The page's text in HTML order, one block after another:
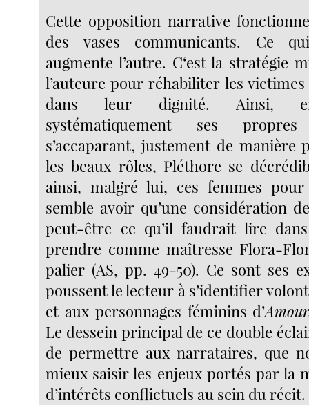
Cette opposition narrative
des vases communicants. Ce
augmente l’autre. C‘est la stratégie
l’auteure pour réhabiliter les
dans leur dignité. Ainsi,
systématiquement ses
s’accaparant, justement de manière
les beaux rôles, Pléthore se
ainsi, malgré lui, ces femmes
semble avoir qu’une considération
peut-être ce qu’il faudrait lire
prendre comme maîtresse Flora-
palier (AS, pp. 49-50). Ce sont ses
poussent le lecteur à s’identifier
et aux personnages féminins d’
Le dessein principal de ce double
de permettre aux narrataires, que
mieux saisir les enjeux portés par la
d’intérêts conflictuels au sein du récit.